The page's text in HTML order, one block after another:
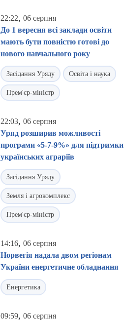
22:22, 06 серпня
До 1 вересня всі заклади освіти
мають бути повністю готові до
нового навчального року
Засідання Уряду Освіта і наука
Прем'єр-міністр
22:03, 06 серпня
Уряд розширив можливості
програми «5-7-9%» для підтримки
українських аграріїв
Засідання Уряду
Земля і агрокомплекс
Прем'єр-міністр
14:16, 06 серпня
Норвегія надала двом регіонам
України енергетичне обладнання
Енергетика
09:59, 06 серпня